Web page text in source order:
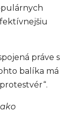
práve s
balíka má